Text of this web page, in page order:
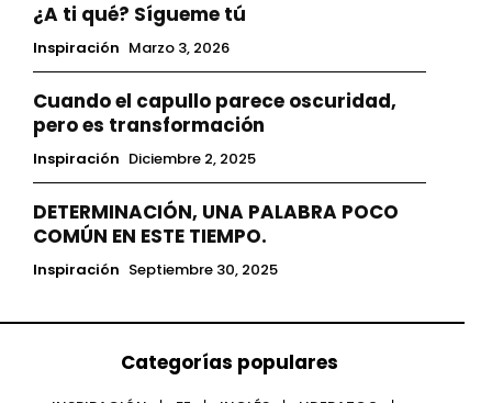
¿A ti qué? Sígueme tú
Inspiración Marzo 3, 2026
Cuando el capullo parece oscuridad,
pero es transformación
Inspiración Diciembre 2, 2025
DETERMINACIÓN, UNA PALABRA POCO
COMÚN EN ESTE TIEMPO.
Inspiración Septiembre 30, 2025
Categorías populares